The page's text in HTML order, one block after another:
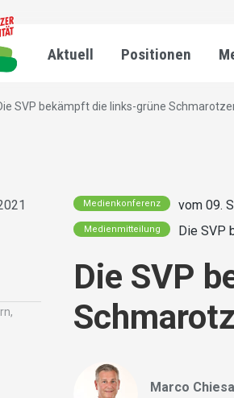
Aktuell Positionen
SVP bekämpft die links-grüne
Medienkonferenz vom 09.
Medienmitteilung Die SVP
Die SVP
Marco Chiesa